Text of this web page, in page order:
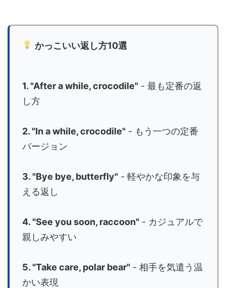
かっこいい返し方10選
1. "After a while, crocodile" - 最も定番の返
し方
2. "In a while, crocodile" - もう一つの定番
バージョン
3. "Bye bye, butterfly" - 軽やかな印象を与
える返し
4. "See you soon, raccoon" - カジュアルで
親しみやすい
5. "Take care, polar bear" - 相手を気遣う温
かい表現